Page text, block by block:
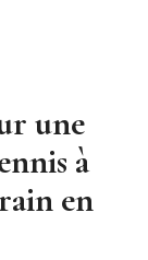
une
à
en